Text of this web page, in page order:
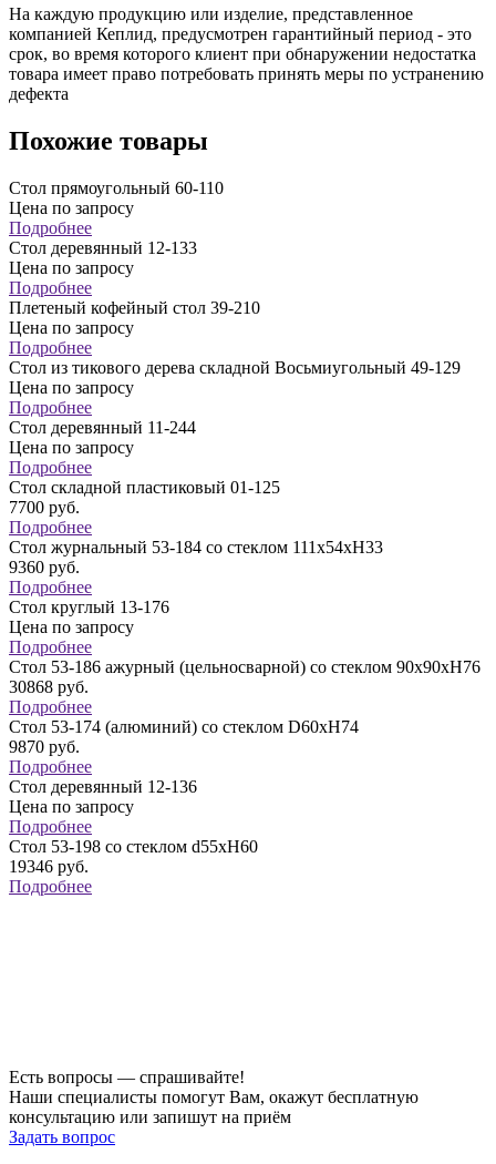
На каждую продукцию или изделие, представленное
компанией Кеплид, предусмотрен гарантийный период - это
срок, во время которого клиент при обнаружении недостатка
товара имеет право потребовать принять меры по устранению
дефекта
Похожие товары
Стол прямоугольный 60-110
Цена по запросу
Подробнее
Стол деревянный 12-133
Цена по запросу
Подробнее
Плетеный кофейный стол 39-210
Цена по запросу
Подробнее
Стол из тикового дерева складной Восьмиугольный 49-129
Цена по запросу
Подробнее
Стол деревянный 11-244
Цена по запросу
Подробнее
Стол складной пластиковый 01-125
7700 руб.
Подробнее
Стол журнальный 53-184 со стеклом 111х54хH33
9360 руб.
Подробнее
Стол круглый 13-176
Цена по запросу
Подробнее
Стол 53-186 ажурный (цельносварной) со стеклом 90x90xH76
30868 руб.
Подробнее
Стол 53-174 (алюминий) со стеклом D60хH74
9870 руб.
Подробнее
Стол деревянный 12-136
Цена по запросу
Подробнее
Стол 53-198 со стеклом d55хН60
19346 руб.
Подробнее
Есть вопросы — спрашивайте!
Наши специалисты помогут Вам, окажут бесплатную
консультацию или запишут на приём
Задать вопрос